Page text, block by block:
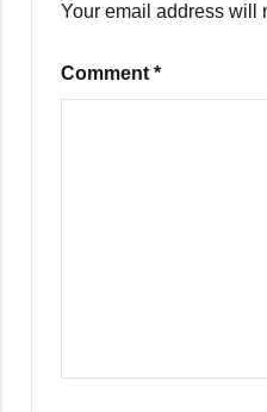
Your email address will
Comment *